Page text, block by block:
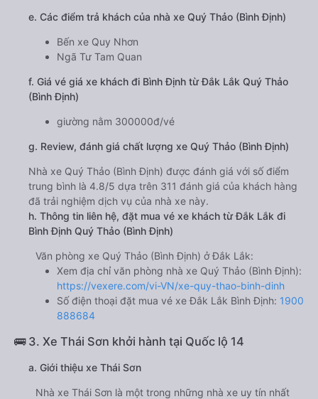
e. Các điểm trả khách của nhà xe Quý Thảo (Bình Định)
Bến xe Quy Nhơn
Ngã Tư Tam Quan
f. Giá vé giá xe khách đi Bình Định từ Đắk Lắk Quý Thảo
(Bình Định)
giường nằm 300000đ/vé
g. Review, đánh giá chất lượng xe Quý Thảo (Bình Định)
Nhà xe Quý Thảo (Bình Định) được đánh giá với số điểm
trung bình là 4.8/5 dựa trên 311 đánh giá của khách hàng
đã trải nghiệm dịch vụ của nhà xe này.
h. Thông tin liên hệ, đặt mua vé xe khách từ Đắk Lắk đi
Bình Định Quý Thảo (Bình Định)
Văn phòng xe Quý Thảo (Bình Định) ở Đắk Lắk:
Xem địa chỉ văn phòng nhà xe Quý Thảo (Bình Định):
https://vexere.com/vi-VN/xe-quy-thao-binh-dinh
Số điện thoại đặt mua vé xe Đắk Lắk Bình Định: 1900
888684
🚌 3. Xe Thái Sơn khởi hành tại Quốc lộ 14
a. Giới thiệu xe Thái Sơn
Nhà xe Thái Sơn là một trong những nhà xe uy tín nhất